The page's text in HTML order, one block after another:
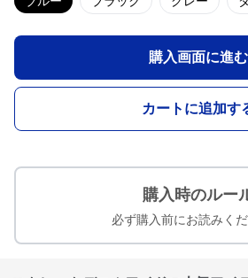
購入画面に進む
カートに追加す
購入時のルー
必ず購入前にお読みくだ